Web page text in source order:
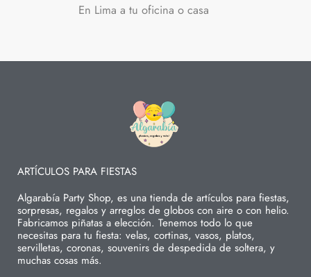
En Lima a tu oficina o casa
ARTÍCULOS PARA FIESTAS
Algarabía Party Shop, es una tienda de artículos para fiestas,
sorpresas, regalos y arreglos de globos con aire o con helio.
Fabricamos piñatas a elección. Tenemos todo lo que
necesitas para tu fiesta: velas, cortinas, vasos, platos,
servilletas, coronas, souvenirs de despedida de soltera, y
muchas cosas más.